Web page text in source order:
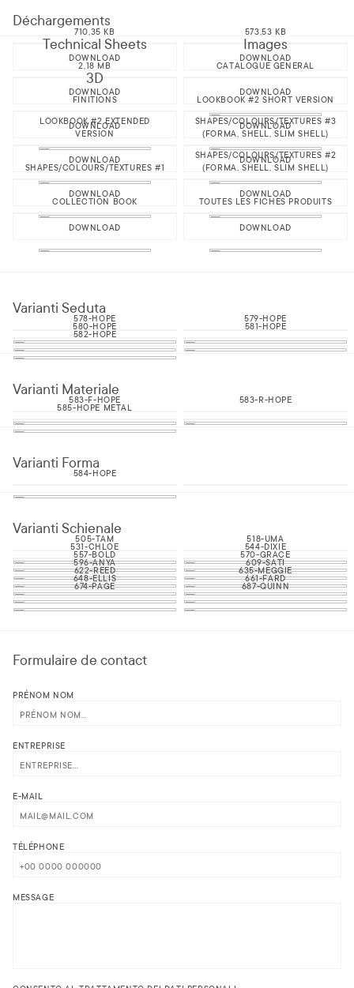
Déchargements
Technical Sheets
710,35 KB
DOWNLOAD
Images
573,53 KB
DOWNLOAD
3D
2,18 MB
DOWNLOAD
CATALOGUE GENERAL
DOWNLOAD
FINITIONS
DOWNLOAD
LOOKBOOK #2 SHORT VERSION
DOWNLOAD
LOOKBOOK #2 EXTENDED
VERSION
DOWNLOAD
SHAPES/COLOURS/TEXTURES #3
(FORMA, SHELL, SLIM SHELL)
DOWNLOAD
SHAPES/COLOURS/TEXTURES #1
DOWNLOAD
SHAPES/COLOURS/TEXTURES #2
(FORMA, SHELL, SLIM SHELL)
DOWNLOAD
COLLECTION BOOK
DOWNLOAD
TOUTES LES FICHES PRODUITS
DOWNLOAD
Varianti Seduta
578-HOPE 579-HOPE
580-HOPE 581-HOPE
582-HOPE
Varianti Materiale
583-F-HOPE 583-R-HOPE
585-HOPE METAL
Varianti Forma
584-HOPE
Varianti Schienale
505-TAM 518-UMA
531-CHLOE 544-DIXIE
557-BOLD 570-GRACE
596-ANYA 609-SATI
622-REED 635-MEGGIE
648-ELLIS 661-FARD
674-PAGE 687-QUINN
Formulaire de contact
PRÉNOM NOM
ENTREPRISE
E-MAIL
TÉLÉPHONE
MESSAGE